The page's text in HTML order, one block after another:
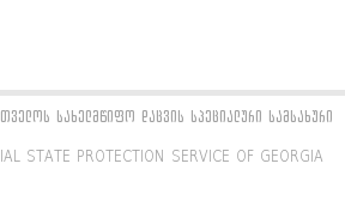
სახელმწიფო დაცვის სპეციალური სამსახური
STATE PROTECTION SERVICE OF GEORGIA